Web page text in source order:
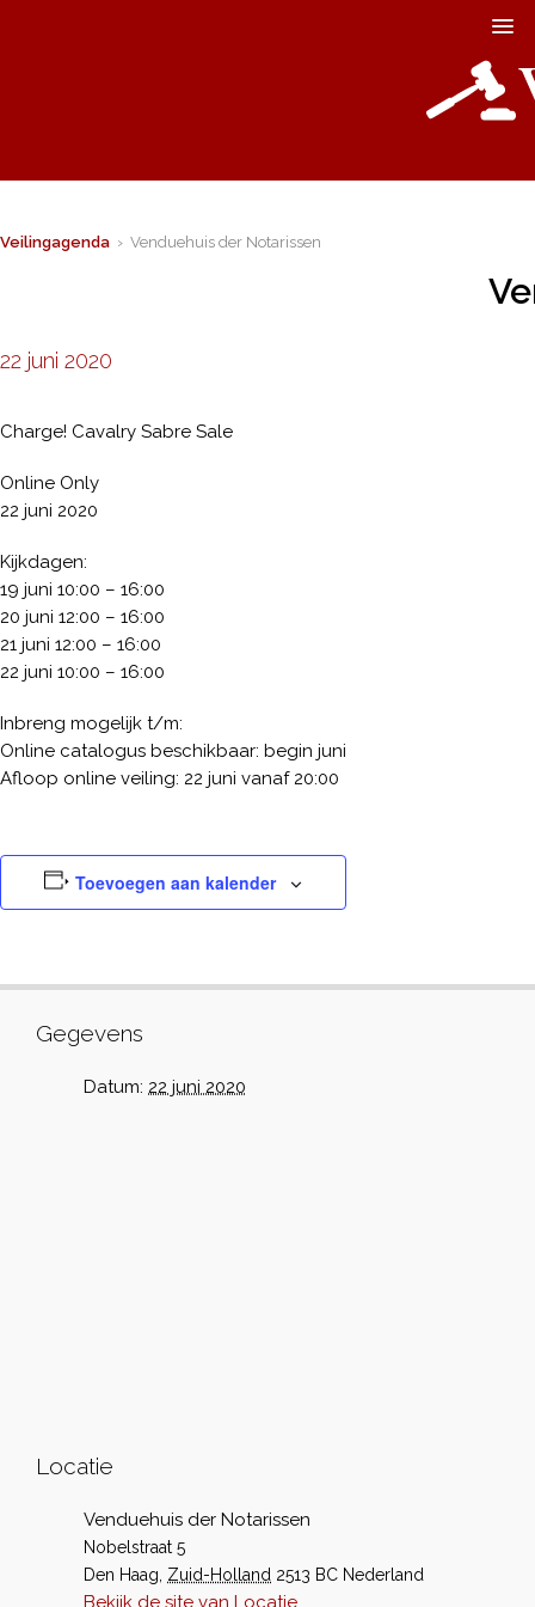
Veilingagenda › Venduehuis der Notarissen
22 juni 2020
Charge! Cavalry Sabre Sale
Online Only
22 juni 2020
Kijkdagen:
19 juni 10:00 – 16:00
20 juni 12:00 – 16:00
21 juni 12:00 – 16:00
22 juni 10:00 – 16:00
Inbreng mogelijk t/m:
Online catalogus beschikbaar: begin juni
Afloop online veiling: 22 juni vanaf 20:00
Toevoegen aan kalender
Gegevens
Datum: 22 juni 2020
Locatie
Venduehuis der Notarissen
Nobelstraat 5
Den Haag Zuid-Holland 2513 BC Nederland
Bekijk de site van Locatie